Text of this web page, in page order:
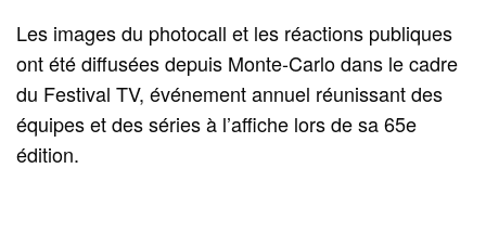
Les images du photocall et les réactions publiques
ont été diffusées depuis Monte‑Carlo dans le cadre
du Festival TV, événement annuel réunissant des
équipes et des séries à l’affiche lors de sa 65e
édition.